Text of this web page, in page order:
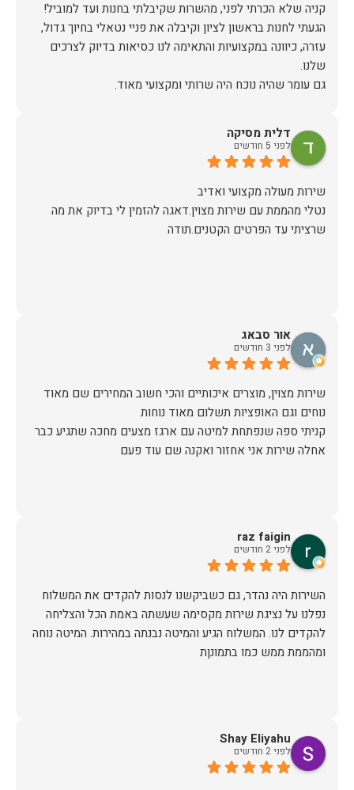
הגעתי לחנות בראשון לציון וקיבלה את פניי נטאלי בחיוך גדול,
עזרה, כיוונה במקצועיות והתאימה לנו כסיאות בדיוק לצרכים
ערב לפני ההגעה של המוביל (יובל) הוא התקשר לוודא כתובת
תודה לכם הום דקור, אתם דוגמא ומופת לאיך חנויות צריכות
דלית מסיקה
לפני 5 חודשים
נטלי מהממת עם שירות מצוין.דאגה להזמין לי בדיוק את מה
שרציתי עד הפרטים הקטנים.תודה
אור סבאג
לפני 3 חודשים
שירות מצוין, מוצרים איכותיים והכי חשוב המחירים שם מאוד
קניתי ספה שנפתחת למיטה עם ארגז מצעים מחכה שתגיע כבר
אחלה שירות אני אחזור ואקנה שם עוד פעם
raz faigin
לפני 2 חודשים
השירות היה נהדר, גם כשביקשנו לנסות להקדים את המשלוח
נפלנו על נציגת שירות מקסימה שעשתה באמת הכל והצליחה
להקדים לנו. המשלוח הגיע והמיטה נבנתה במהירות. המיטה נוחה
ומהממת ממש כמו בתמונןת
Shay Eliyahu
לפני 2 חודשים